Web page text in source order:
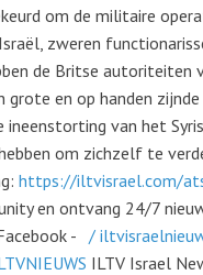
om de militaire
zweren
de Britse autoriteiten
grote en op handen
ineenstorting van het
om zichzelf te
https://iltvisrael.com/
en ontvang 24/7
- /
ILTV Israel